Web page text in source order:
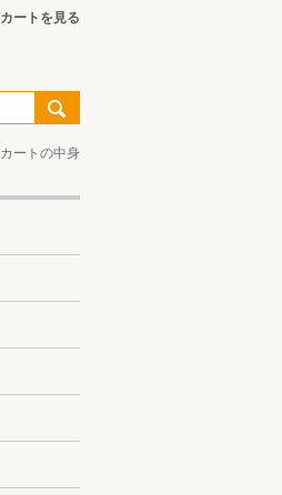
カートを見る
カートの中身